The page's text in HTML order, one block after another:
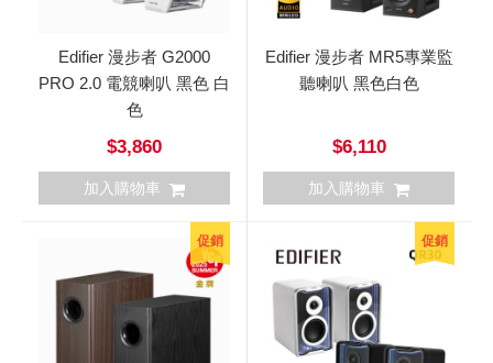
Edifier 漫步者 G2000
PRO 2.0 電競喇叭 黑色 白
色
$3,860
加入購物車
Edifier 漫步者 MR5專業監
聽喇叭 黑色白色
$6,110
加入購物車
促銷 促銷